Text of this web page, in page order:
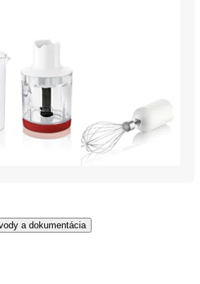
a dokumentácia